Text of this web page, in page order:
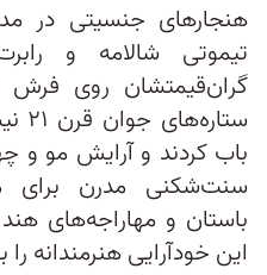
هنجارهای جنسیتی در
تیموتی شالامه و
گران‌قیمتشان روی فرش
باب کردند و آرایش مو و
سنت‌شکنی مدرن برای
باستان و مهاراجه‌های
این خودآرایی هنرمندانه را